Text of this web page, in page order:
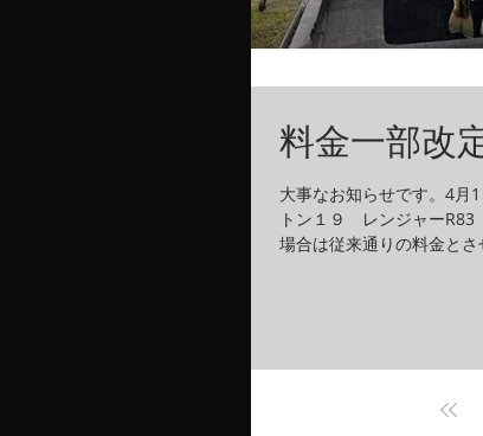
料金一部改
大事なお知らせです。4月
トン１９ レンジャーR83
場合は従来通りの料金と